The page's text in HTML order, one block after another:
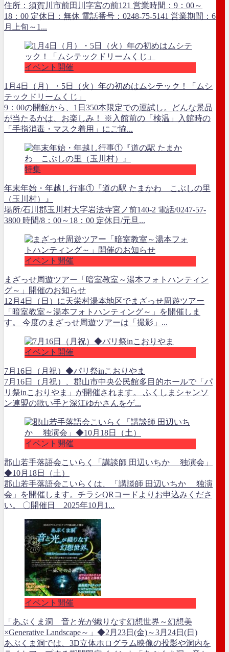
住所：須賀川市前田川字宮の前121 営業時間：9：00～
18：00 定休日：無休 電話番号：0248-75-5141 営業期間：6
月上旬～1...
イベント開催
1月4日（月）・5日（火）年の初めはムシテック！「ムシ
テックドリームくじ」
9：00の開館から、1日350本限定での運試し。どんな景品
が当たるかは、お楽しみ！ ※入館前の「検温」入館時の
「手指消毒・マスク着用」にご協...
特集
年末年始・年越し行事①『道の駅 たまかわ こぶしの里
（玉川村）』
場所/石川郡玉川村大字岩法寺宮ノ前140-2 電話/0247-57-
3800 時間/8：00～18：00 定休日/元旦...
イベント開催
まざっせ周遊ツアー「暗室教室～湯本フォトハンティン
グ～」開催のお知らせ
12月4日（日）に天栄村湯本地区でまざっせ周遊ツアー
「暗室教室～湯本フォトハンティング～」を開催しま
す。 今度のまざっせ周遊ツアーは「撮影」...
イベント開催
7月16日（月祝）◆パリ祭inこおりやま
7月16日（月祝）、郡山市中央公民館多目的ホールで「パ
リ祭inこおりやま」が開催されます。 ふくしまシャンソ
ン連盟の歌い手と深江ゆかさんをゲ...
イベント開催
郡山若手落語会こいらく「講談師 田辺いちか 独演会」
◆10月18日（土）
郡山若手落語会こいらくは、「講談師 田辺いちか 独演
会」を開催します。チラシQRコードよりお申込みくださ
い。 〇開催日 2025年10月1...
イベント開催
「あぶくま洞 音と光が織りなす幻想世界～幻想美
×Generative Landscape～」◆2月23日(金)～3月24日(日)
あぶくま洞では、3D立体ホログラム映像の投影や洞内を